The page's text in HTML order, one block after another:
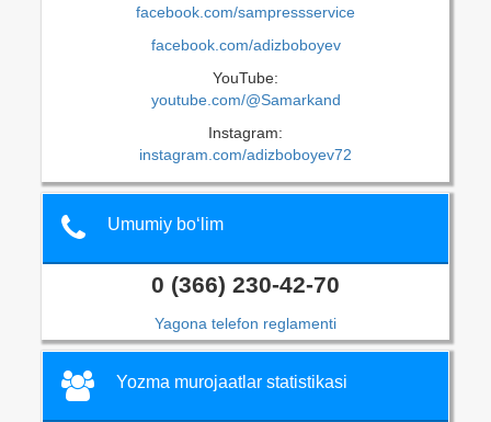
facebook.com/sampressservice
facebook.com/adizboboyev
YouTube:
youtube.com/@Samarkand
Instagram:
instagram.com/adizboboyev72
Umumiy bo‘lim
0 (366) 230-42-70
Yagona telefon reglamenti
Yozma murojaatlar statistikasi